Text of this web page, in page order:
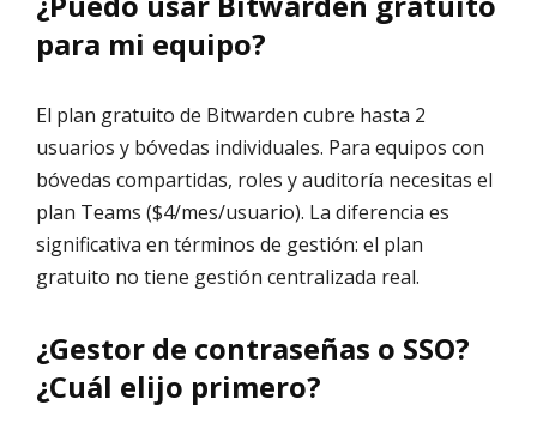
para mi equipo?
El plan gratuito de Bitwarden cubre hasta 2
usuarios y bóvedas individuales. Para equipos con
bóvedas compartidas, roles y auditoría necesitas el
plan Teams ($4/mes/usuario). La diferencia es
significativa en términos de gestión: el plan
gratuito no tiene gestión centralizada real.
¿Gestor de contraseñas o SSO?
¿Cuál elijo primero?